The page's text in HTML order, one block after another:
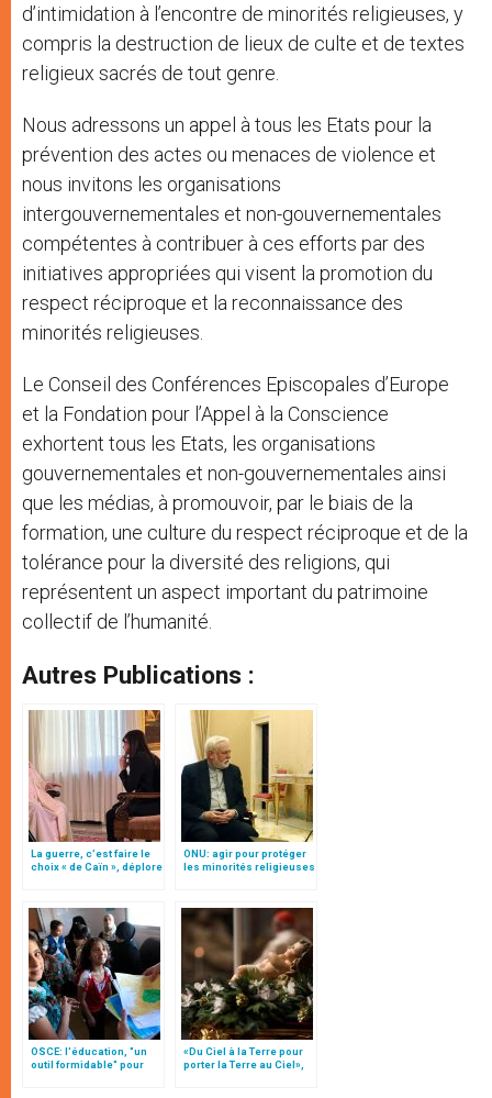
d’intimidation à l’encontre de minorités religieuses, y
compris la destruction de lieux de culte et de textes
religieux sacrés de tout genre.
Nous adressons un appel à tous les Etats pour la
prévention des actes ou menaces de violence et
nous invitons les organisations
intergouvernementales et non-gouvernementales
compétentes à contribuer à ces efforts par des
initiatives appropriées qui visent la promotion du
respect réciproque et la reconnaissance des
minorités religieuses.
Le Conseil des Conférences Episcopales d’Europe
et la Fondation pour l’Appel à la Conscience
exhortent tous les Etats, les organisations
gouvernementales et non-gouvernementales ainsi
que les médias, à promouvoir, par le biais de la
formation, une culture du respect réciproque et de la
tolérance pour la diversité des religions, qui
représentent un aspect important du patrimoine
collectif de l’humanité.
Autres Publications :
La guerre, c’est faire le
choix « de Caïn », déplore
ONU: agir pour protéger
les minorités religieuses
OSCE: l'éducation, "un
outil formidable" pour
«Du Ciel à la Terre pour
porter la Terre au Ciel»,